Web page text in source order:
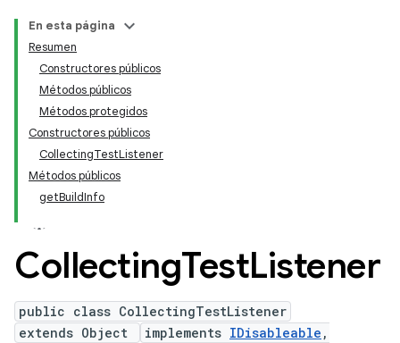
En esta página
Resumen
Constructores públicos
Métodos públicos
Métodos protegidos
Constructores públicos
CollectingTestListener
Métodos públicos
getBuildInfo
CollectingTestListener
public class CollectingTestListener
extends Object
implements IDisableable ,